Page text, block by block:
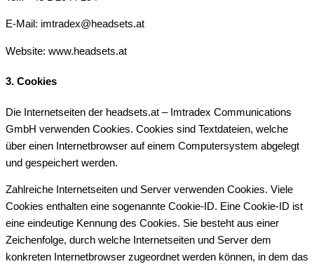
E-Mail: imtradex@headsets.at
Website: www.headsets.at
3. Cookies
Die Internetseiten der headsets.at – Imtradex Communications
GmbH verwenden Cookies. Cookies sind Textdateien, welche
über einen Internetbrowser auf einem Computersystem abgelegt
und gespeichert werden.
Zahlreiche Internetseiten und Server verwenden Cookies. Viele
Cookies enthalten eine sogenannte Cookie-ID. Eine Cookie-ID ist
eine eindeutige Kennung des Cookies. Sie besteht aus einer
Zeichenfolge, durch welche Internetseiten und Server dem
konkreten Internetbrowser zugeordnet werden können, in dem das